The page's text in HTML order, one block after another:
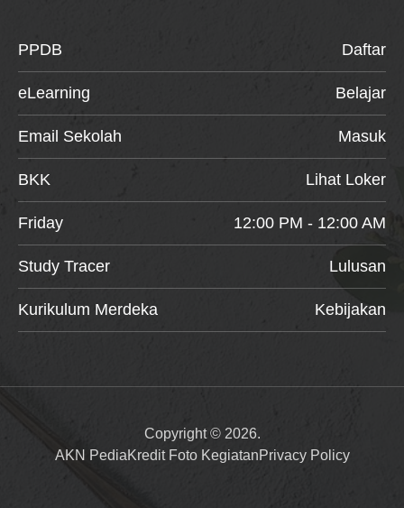
PPDB Daftar
eLearning Belajar
Email Sekolah Masuk
BKK Lihat Loker
Friday 12:00 PM - 12:00 AM
Study Tracer Lulusan
Kurikulum Merdeka Kebijakan
Copyright © 2026.
AKN PediaKredit Foto KegiatanPrivacy Policy